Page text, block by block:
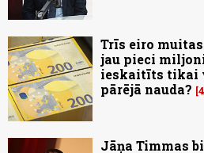
Trīs eiro
jau pieci
ieskaitīts tikai
pārējā nauda? 4
Jāņa Timmas